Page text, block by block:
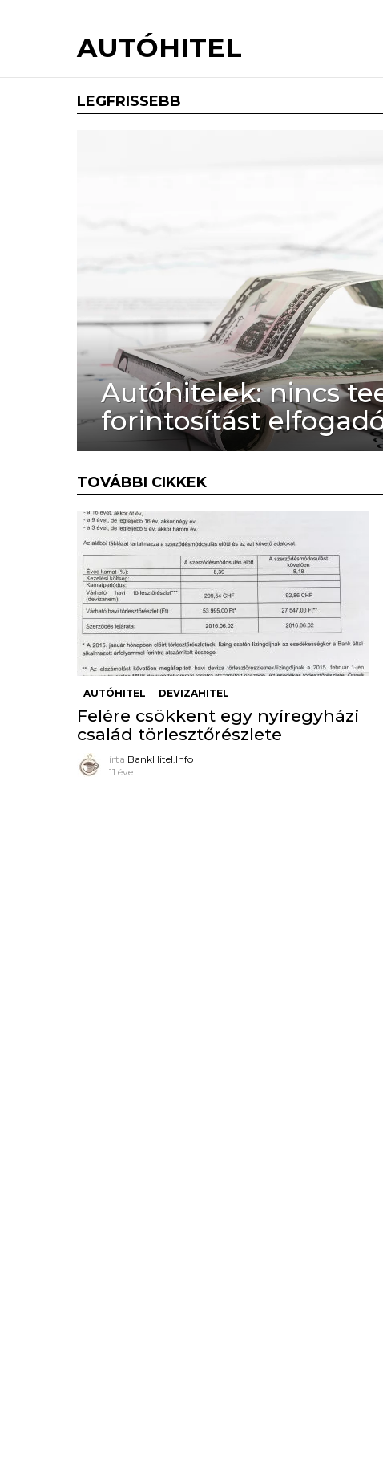
AUTÓHITEL
LEGFRISSEBB
Autóhitelek: nincs
forintosítást
TOVÁBBI CIKKEK
AUTÓHITEL DEVIZAHITEL
Felére csökkent egy nyíregyházi
család törlesztőrészlete
írta BankHitel.Info
11 éve